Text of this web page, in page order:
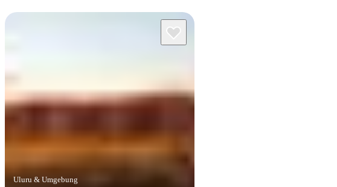
Uluru & Umgebung